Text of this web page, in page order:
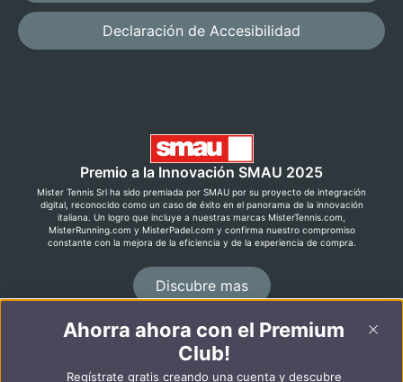
Declaración de Accesibilidad
Premio a la Innovación SMAU 2025
Mister Tennis Srl ha sido premiada por SMAU por su proyecto de integración
digital, reconocido como un caso de éxito en el panorama de la innovación
italiana. Un logro que incluye a nuestras marcas MisterTennis.com,
MisterRunning.com y MisterPadel.com y confirma nuestro compromiso
constante con la mejora de la eficiencia y de la experiencia de compra.
Discubre mas
©2026 MisterRunning.com
Ahorra ahora con el Premium
Club!
Regístrate gratis creando una cuenta y descubre